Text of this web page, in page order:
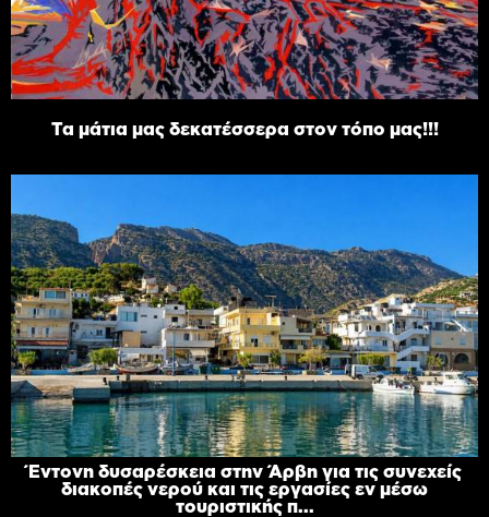
Τα μάτια μας δεκατέσσερα στον τόπο μας!!!
Έντονη δυσαρέσκεια στην Άρβη για τις συνεχείς
διακοπές νερού και τις εργασίες εν μέσω
τουριστικής π...